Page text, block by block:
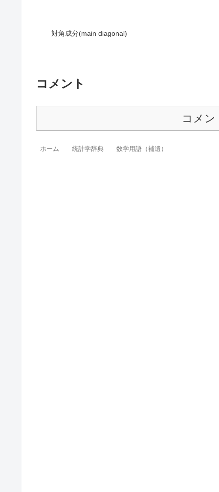
対角成分(main diagonal)
コメント
コメン
ホーム 統計学辞典 数学用語（補遺）